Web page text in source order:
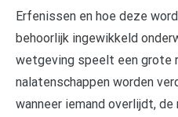
Erfenissen en hoe deze
behoorlijk ingewikkeld
wetgeving speelt een grote
nalatenschappen worden
wanneer iemand overlijdt,